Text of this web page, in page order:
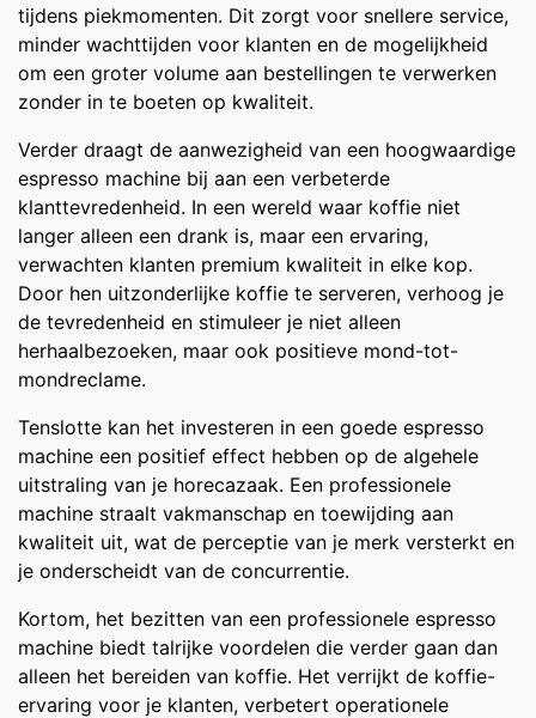
tijdens piekmomenten. Dit zorgt voor snellere service,
minder wachttijden voor klanten en de mogelijkheid
om een groter volume aan bestellingen te verwerken
zonder in te boeten op kwaliteit.
Verder draagt de aanwezigheid van een hoogwaardige
espresso machine bij aan een verbeterde
klanttevredenheid. In een wereld waar koffie niet
langer alleen een drank is, maar een ervaring,
verwachten klanten premium kwaliteit in elke kop.
Door hen uitzonderlijke koffie te serveren, verhoog je
de tevredenheid en stimuleer je niet alleen
herhaalbezoeken, maar ook positieve mond-tot-
mondreclame.
Tenslotte kan het investeren in een goede espresso
machine een positief effect hebben op de algehele
uitstraling van je horecazaak. Een professionele
machine straalt vakmanschap en toewijding aan
kwaliteit uit, wat de perceptie van je merk versterkt en
je onderscheidt van de concurrentie.
Kortom, het bezitten van een professionele espresso
machine biedt talrijke voordelen die verder gaan dan
alleen het bereiden van koffie. Het verrijkt de koffie-
ervaring voor je klanten, verbetert operationele